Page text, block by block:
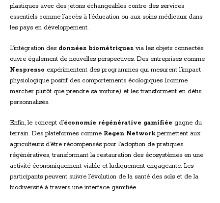
plastiques avec des jetons échangeables contre des services
essentiels comme l’accès à l’éducation ou aux soins médicaux dans
les pays en développement.
L’intégration des données biométriques via les objets connectés
ouvre également de nouvelles perspectives. Des entreprises comme
Nespresso expérimentent des programmes qui mesurent l’impact
physiologique positif des comportements écologiques (comme
marcher plutôt que prendre sa voiture) et les transforment en défis
personnalisés.
Enfin, le concept d’économie régénérative gamifiée gagne du
terrain. Des plateformes comme Regen Networkpermettent aux
agriculteurs d’être récompensés pour l’adoption de pratiques
régénératives, transformant la restauration des écosystèmes en une
activité économiquement viable et ludiquement engageante. Les
participants peuvent suivre l’évolution de la santé des sols et de la
biodiversité à travers une interface gamifiée.